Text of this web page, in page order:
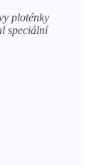
ploténky
speciální